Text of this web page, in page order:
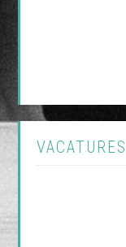
VACATURES